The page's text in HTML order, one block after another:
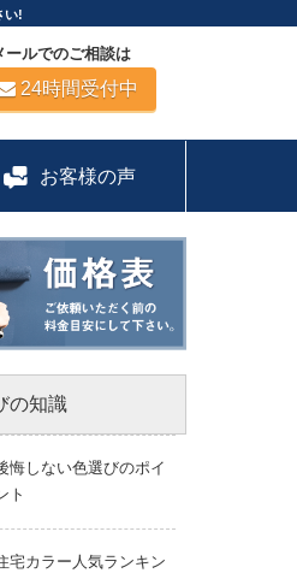
い!
ールでのご相談は
24時間受付中
お客様の声
の知識
悔しない色選びのポイ
ト
宅カラー人気ランキン